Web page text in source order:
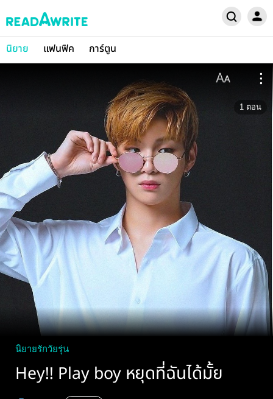
นิยาย แฟนฟิค การ์ตูน
1 ตอน
นิยายรักวัยรุ่น
Hey!! Play boy หยุดที่ฉันได้มั้ย